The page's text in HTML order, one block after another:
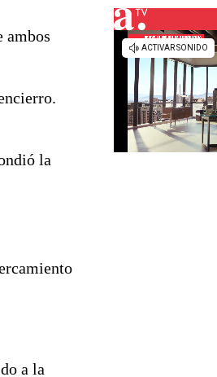
ambos
la
a la